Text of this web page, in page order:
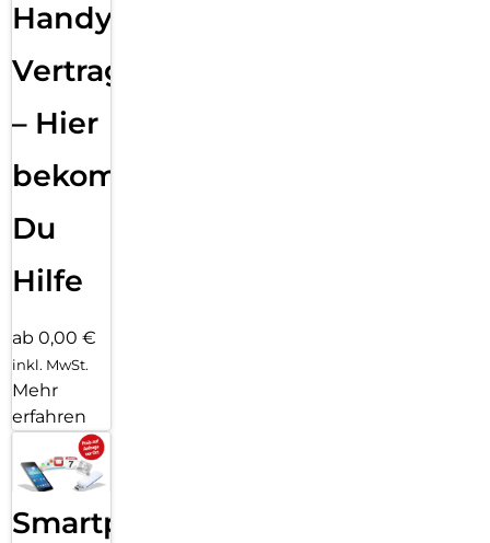
Handy
Vertragsabwicklung
– Hier
bekommst
Du
Hilfe
ab 0,00 €
inkl. MwSt.
Mehr
erfahren
Smartphone